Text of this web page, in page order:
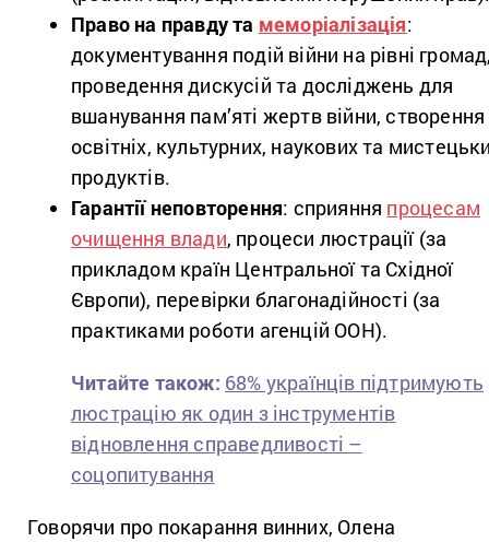
Право на правду та меморіалізація:
документування подій війни на рівні
проведення дискусій та досліджень для
вшанування пам’яті жертв війни, створення
освітніх, культурних, наукових та
продуктів.
Гарантії неповторення: сприяння процесам
очищення влади, процеси люстрації (за
прикладом країн Центральної та Східної
Європи), перевірки благонадійності (за
практиками роботи агенцій ООН).
Читайте також: 68% українців підтримують
люстрацію як один з інструментів
відновлення справедливості –
соцопитування
Говорячи про покарання винних, Олена